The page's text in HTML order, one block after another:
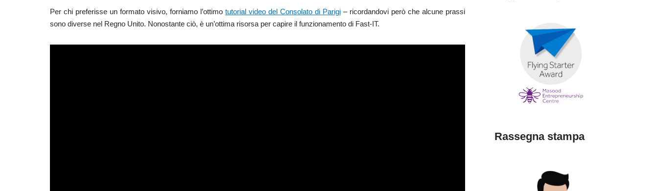
Per chi preferisse un formato visivo, forniamo l’ottimo tutorial video del Consolato di Parigi– ricordandovi però che alcune prassi
sono diverse nel Regno Unito. Nonostante ciò, è un’ottima risorsa per capire il funzionamento di Fast-IT.
Rassegna stampa